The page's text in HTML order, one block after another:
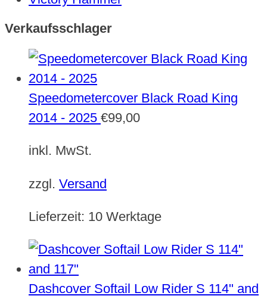
Verkaufsschlager
Speedometercover Black Road King
2014 - 2025 €99,00
inkl. MwSt.
zzgl. Versand
Lieferzeit: 10 Werktage
Dashcover Softail Low Rider S 114" and